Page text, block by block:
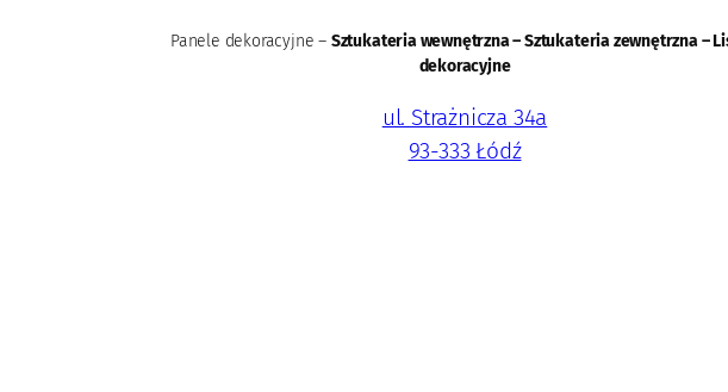
Panele dekoracyjne – Sztukateria wewnętrzna – Sztukateria zewnętrzna –
dekoracyjne
ul. Strażnicza 34a
93-333 Łódź